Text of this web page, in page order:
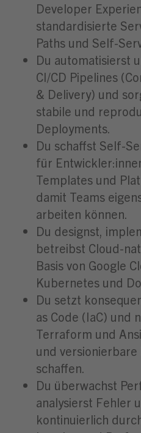
Developer
standardisierte
Paths und Self-
Du automatisierst
CI/CD Pipelines
& Delivery) und
stabile und
Deployments.
Du schaffst Self-
für
Templates und
damit Teams
arbeiten können.
Du designst,
betreibst Cloud-
Basis von Google
Kubernetes und
Du setzt
as Code (IaC) und
Terraform und
und
schaffen.
Du überwachst
analysierst Fehler
kontinuierlich